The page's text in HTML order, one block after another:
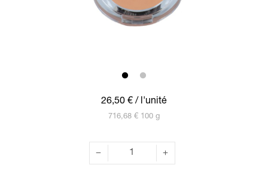
26,50 €/ l'unité
716,68 € 100 g